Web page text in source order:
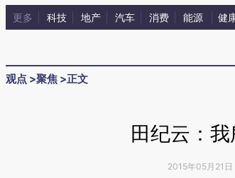
更多 科技 地产 汽车 消费 能源 健
观点 >聚焦 >正文
田纪云：
2015年05月21日